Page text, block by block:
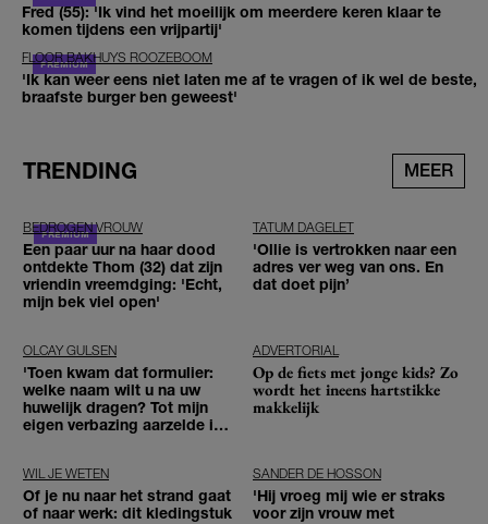
Fred (55): 'Ik vind het moeilijk om meerdere keren klaar te
komen tijdens een vrijpartij'
FLOOR BAKHUYS ROOZEBOOM
'Ik kan weer eens niet laten me af te vragen of ik wel de beste,
braafste burger ben geweest'
TRENDING MEER
BEDROGEN VROUW
Een paar uur na haar dood
ontdekte Thom (32) dat zijn
vriendin vreemdging: 'Echt,
mijn bek viel open'
TATUM DAGELET
'Ollie is vertrokken naar een
adres ver weg van ons. En
dat doet pijn’
OLCAY GULSEN
'Toen kwam dat formulier:
welke naam wilt u na uw
huwelijk dragen? Tot mijn
eigen verbazing aarzelde ik
ADVERTORIAL
Op de fiets met jonge kids? Zo
wordt het ineens hartstikke
makkelijk
WIL JE WETEN
Of je nu naar het strand gaat
of naar werk: dit kledingstuk
SANDER DE HOSSON
'Hij vroeg mij wie er straks
voor zijn vrouw met